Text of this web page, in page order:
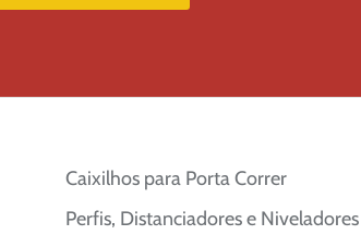
Caixilhos para Porta Correr
Perfis, Distanciadores e